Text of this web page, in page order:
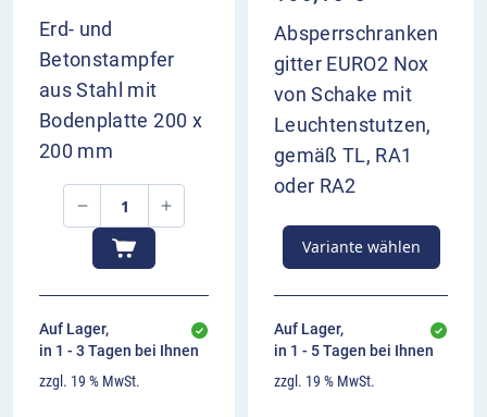
Erd- und
Betonstampfer
aus Stahl mit
Bodenplatte 200 x
200 mm
Auf Lager,
in 1 - 3 Tagen bei Ihnen
zzgl. 19 % MwSt.
Absperrschranken
gitter EURO2 Nox
von Schake mit
Leuchtenstutzen,
gemäß TL, RA1
oder RA2
Variante wählen
Auf Lager,
in 1 - 5 Tagen bei Ihnen
zzgl. 19 % MwSt.